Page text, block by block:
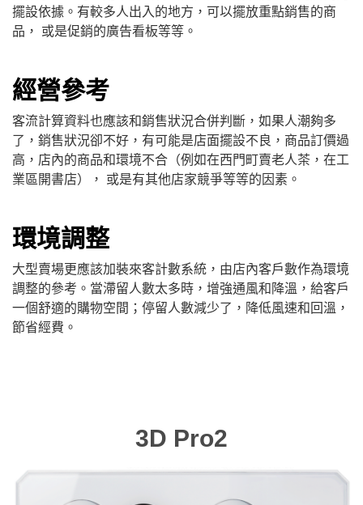
擺設依據。有較多人出入的地方，可以擺放重點銷售的商
品， 或是促銷的廣告看板等等。
經營參考
客流計算資料也應該和銷售狀況合併判斷，如果人潮夠多
了，銷售狀況卻不好，有可能是店面擺設不良，商品訂價過
高，店內的商品和環境不合（例如在西門町賣老人茶，在工
業區開書店）， 或是有其他店家競爭等等的因素。
環境調整
大型賣場更應該加裝來客計數系統，由店內客戶數作為環境
調整的參考。當滯留人數太多時，增強通風和降溫，給客戶
一個舒適的購物空間；停留人數減少了，降低風速和回溫，
節省經費。
3D Pro2